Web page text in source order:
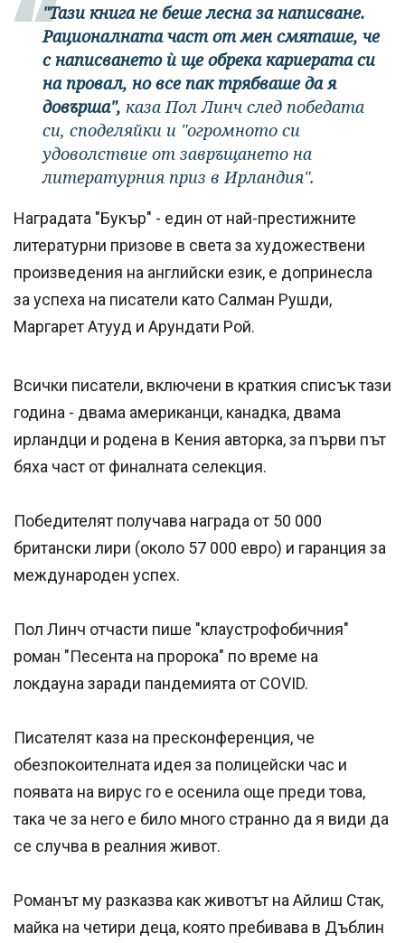
"Тази книга не беше лесна за написване.
Рационалната част от мен смяташе, че
с написването ѝ ще обрека кариерата си
на провал, но все пак трябваше да я
довърша", каза Пол Линч след победата
си, споделяйки и "огромното си
удоволствие от завръщането на
литературния приз в Ирландия".
Наградата "Букър" - един от най-престижните
литературни призове в света за художествени
произведения на английски език, е допринесла
за успеха на писатели като Салман Рушди,
Маргарет Атууд и Арундати Рой.
Всички писатели, включени в краткия списък тази
година - двама американци, канадка, двама
ирландци и родена в Кения авторка, за първи път
бяха част от финалната селекция.
Победителят получава награда от 50 000
британски лири (около 57 000 евро) и гаранция за
международен успех.
Пол Линч отчасти пише "клаустрофобичния"
роман "Песента на пророка" по време на
локдауна заради пандемията от COVID.
Писателят каза на пресконференция, че
обезпокоителната идея за полицейски час и
появата на вирус го е осенила още преди това,
така че за него е било много странно да я види да
се случва в реалния живот.
Романът му разказва как животът на Айлиш Стак,
майка на четири деца, която пребивава в Дъблин